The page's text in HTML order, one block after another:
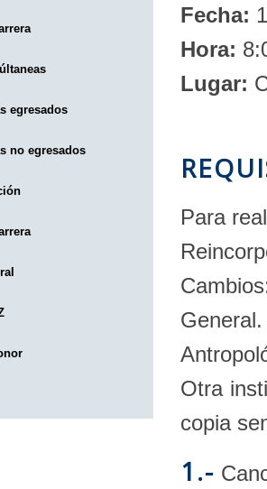
egresados
no egresados
Fecha:
Hora:
Lugar:
Para
Otra
copia
1.-